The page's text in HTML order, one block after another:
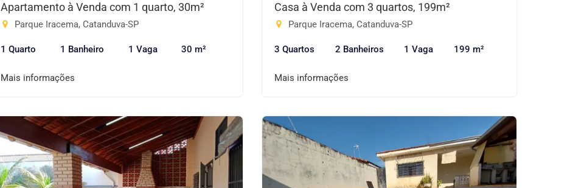
Apartamento à Venda com 1 quarto, 30m²
Parque Iracema, Catanduva-SP
1 Quarto 1 Banheiro 1 Vaga 30 m²
Mais informações
Casa à Venda com 3 quartos, 199m²
Parque Iracema, Catanduva-SP
3 Quartos 2 Banheiros 1 Vaga 199 m²
Mais informações